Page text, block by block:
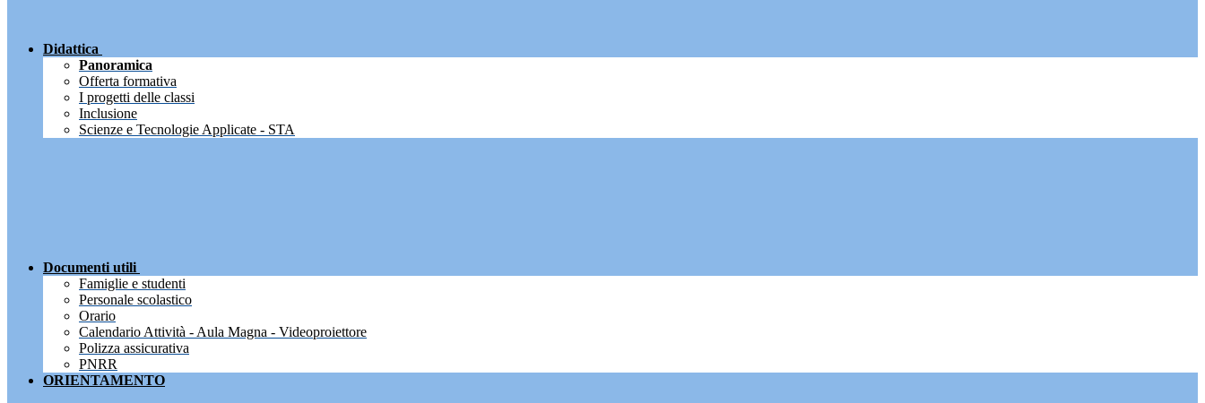
Didattica
Panoramica
Offerta formativa
I progetti delle classi
Inclusione
Scienze e Tecnologie Applicate - STA
Documenti utili
Famiglie e studenti
Personale scolastico
Orario
Calendario Attività - Aula Magna - Videoproiettore
Polizza assicurativa
PNRR
ORIENTAMENTO